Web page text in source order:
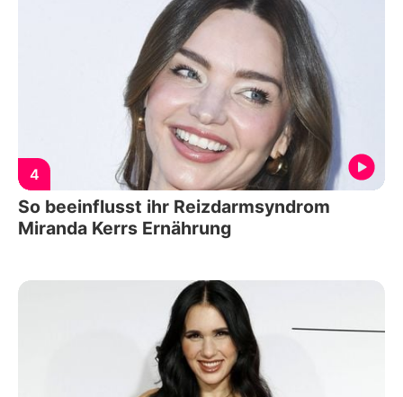
4
So beeinflusst ihr Reizdarmsyndrom
Miranda Kerrs Ernährung